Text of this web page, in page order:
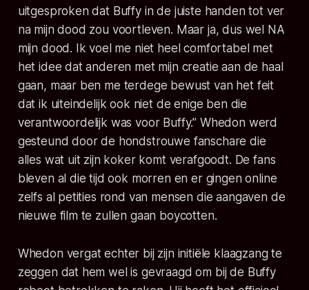
uitgesproken dat Buffy in de juiste handen tot ver
na mijn dood zou voortleven. Maar ja, dus wel NA
mijn dood. Ik voel me niet heel comfortabel met
het idee dat anderen met mijn creatie aan de haal
gaan, maar ben me terdege bewust van het feit
dat ik uiteindelijk ook niet de enige ben die
verantwoordelijk was voor Buffy.” Whedon werd
gesteund door de hondstrouwe fanschare die
alles wat uit zijn koker komt verafgoodt. De fans
bleven al die tijd ook morren en er gingen online
zelfs al petities rond van mensen die aangaven de
nieuwe film te zullen gaan boycotten.
Whedon vergat echter bij zijn initiële klaagzang te
zeggen dat hem wel is gevraagd om bij de Buffy